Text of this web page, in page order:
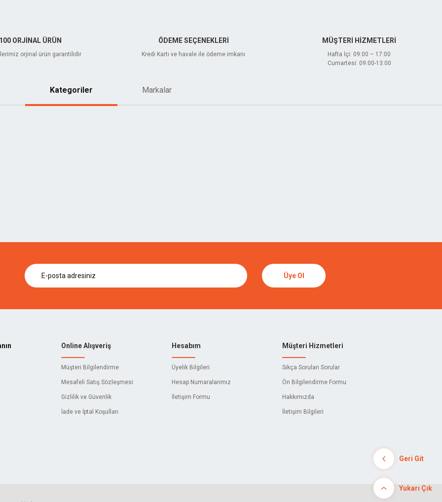
ORJİNAL ÜRÜN
orjinal ürün garantilidir
ÖDEME SEÇENEKLERİ
Kredi Kartı ve havale ile ödeme imkanı
MÜŞTERİ HİZMETLERİ
Hafta İçi: 09:00 – 17:00
Cumartesi: 09:00-13:00
Kategoriler Markalar
Üye Ol
Online Alışveriş
Müşteri Bilgilendirme
Mesafeli Satış Sözleşmesi
Gizlilik ve Güvenlik
İade ve İptal Koşulları
Hesabım
Üyelik Bilgileri
Hesap Numaralarımız
İletişim Formu
Müşteri Hizmetleri
Sıkça Sorulan Sorular
Ön Bilgilendirme Formu
Hakkımızda
İletişim Bilgileri
Geri Git
Yukarı Çık